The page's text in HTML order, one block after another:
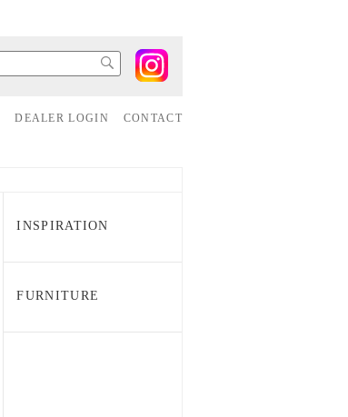
DEALER LOGIN CONTACT
INSPIRATION
FURNITURE